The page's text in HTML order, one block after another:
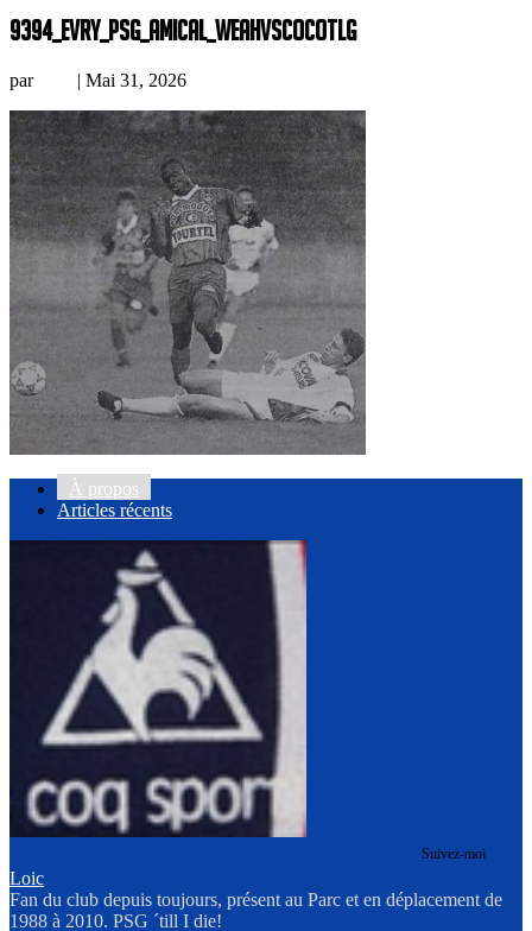
9394_Evry_PSG_amical_WeahvsCocotLG
par | Mai 31, 2026
À propos
Articles récents
Suivez-moi
Loic
Fan du club depuis toujours, présent au Parc et en déplacement de
1988 à 2010. PSG ´till I die!